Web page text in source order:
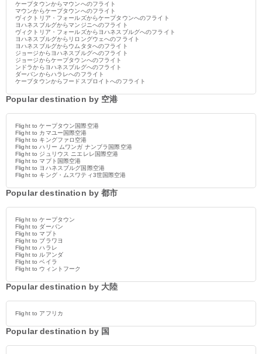
ケープタウンからマウンへのフライト
マウンからケープタウンへのフライト
ヴィクトリア・フォールズからケープタウンへのフライト
ヨハネスブルグからマンジニへのフライト
ヴィクトリア・フォールズからヨハネスブルグへのフライト
ヨハネスブルグからリロングウェへのフライト
ヨハネスブルグからウムタタへのフライト
ジョージからヨハネスブルグへのフライト
ジョージからケープタウンへのフライト
ンドラからヨハネスブルグへのフライト
ダーバンからハラレへのフライト
ケープタウンからフードスプロイトへのフライト
Popular destination by 空港
Flight to ケープタウン国際空港
Flight to カマユー国際空港
Flight to キングファロ空港
Flight to ハリー ムワンガ ナンブラ国際空港
Flight to ジュリウス ニエレレ国際空港
Flight to マプト国際空港
Flight to ヨハネスブルグ国際空港
Flight to キング・ムスワティ3世国際空港
Popular destination by 都市
Flight to ケープタウン
Flight to ダーバン
Flight to マプト
Flight to ブラワヨ
Flight to ハラレ
Flight to ルアンダ
Flight to ベイラ
Flight to ウィントフーク
Popular destination by 大陸
Flight to アフリカ
Popular destination by 国